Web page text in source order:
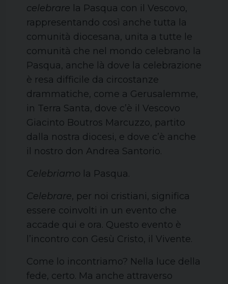
celebrare la Pasqua con il Vescovo,
rappresentando così anche tutta la
comunità diocesana, unita a tutte le
comunità che nel mondo celebrano la
Pasqua, anche là dove la celebrazione
è resa difficile da circostanze
drammatiche, come a Gerusalemme,
in Terra Santa, dove c’è il Vescovo
Giacinto Boutros Marcuzzo, partito
dalla nostra diocesi, e dove c’è anche
il nostro don Andrea Santorio.
Celebriamo la Pasqua.
Celebrare, per noi cristiani, significa
essere coinvolti in un evento che
accade qui e ora. Questo evento è
l’incontro con Gesù Cristo, il Vivente.
Come lo incontriamo? Nella luce della
fede, certo. Ma anche attraverso